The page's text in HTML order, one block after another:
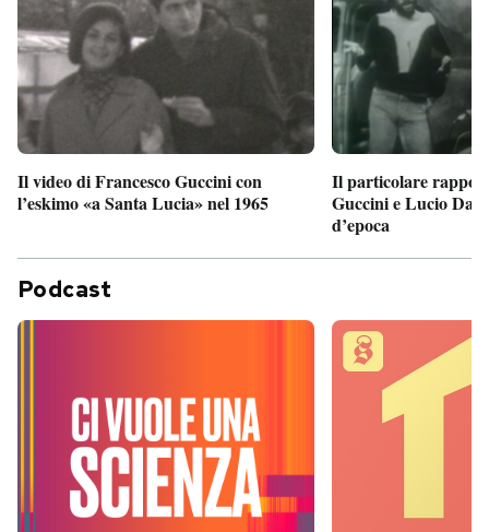
Il video di Francesco Guccini con
l’eskimo «a Santa Lucia» nel 1965
Il particolare
Guccini e Lucio
d’epoca
Podcast